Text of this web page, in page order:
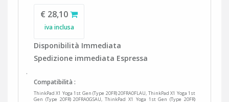
€ 28,10
iva inclusa
Disponibilità Immediata
Spedizione immediata Espressa
.
Compatibilità :
ThinkPad X1 Yoga 1st Gen (Type 20FR) 20FRA0FLAU, ThinkPad X1 Yoga 1st
Gen (Type 20FR) 20FRA0GSAU, ThinkPad X1 Yoga 1st Gen (Type 20FR)